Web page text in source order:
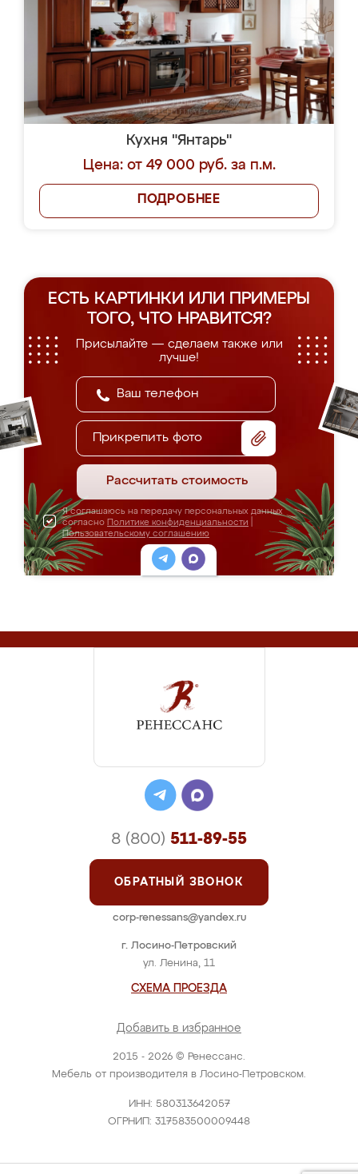
Кухня "Янтарь"
Цена: от 49 000 руб. за п.м.
ПОДРОБНЕЕ
ЕСТЬ КАРТИНКИ ИЛИ ПРИМЕРЫ
ТОГО, ЧТО НРАВИТСЯ?
Присылайте — сделаем также или
лучше!
Прикрепить фото
Рассчитать стоимость
Я соглашаюсь на передачу персональных данных
согласно Политике конфиденциальности
Пользовательскому соглашению
2015 - 2026 © Ренессанс.
Мебель от производителя в Лосино-Петровском.
ИНН: 580313642057
ОГРНИП: 317583500009448
г. Лосино-Петровский
ул. Ленина, 11
СХЕМА ПРОЕЗДА
Добавить в избранное
8 (800) 511-89-55
ОБРАТНЫЙ ЗВОНОК
corp-renessans@yandex.ru